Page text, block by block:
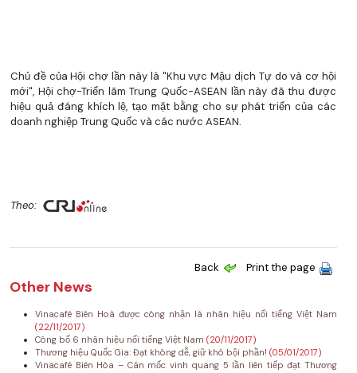
Chủ đề của Hội chợ lần này là "Khu vực Mậu dịch Tự do và cơ hội
mới", Hội chợ-Triển lãm Trung Quốc-ASEAN lần này đã thu được
hiệu quả đáng khích lệ, tạo mặt bằng cho sự phát triển của các
doanh nghiệp Trung Quốc và các nước ASEAN.
Theo:
Back Print the page
Other News
Vinacafé Biên Hoà được công nhận là nhãn hiệu nổi tiếng Việt Nam
(22/11/2017)
Công bố 6 nhãn hiệu nổi tiếng Việt Nam (20/11/2017)
Thương hiệu Quốc Gia: Đạt không dễ, giữ khó bội phần! (05/01/2017)
Vinacafé Biên Hòa – Cán mốc vinh quang 5 lần liên tiếp đạt Thương